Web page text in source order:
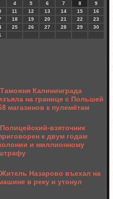
4 5 6 7 8
9
11 12 13 14 15
16
18 19 20 21 22
23
25 26 27 28 29
30
Таможня Калининграда
на границе с Польшей
магазинов к пулемётам
Полицейский-взяточник
к двум годам
и миллионному
Житель Назарово въехал на
в реку и утонул